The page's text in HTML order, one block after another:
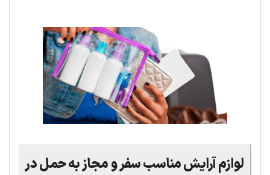
لوازم آرایش مناسب سفر و مجاز به حمل در